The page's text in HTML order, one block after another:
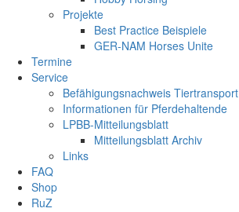
Projekte
Best Practice Beispiele
GER-NAM Horses Unite
Termine
Service
Befähigungsnachweis Tiertransport
Informationen für Pferdehaltende
LPBB-Mitteilungsblatt
Mitteilungsblatt Archiv
Links
FAQ
Shop
RuZ